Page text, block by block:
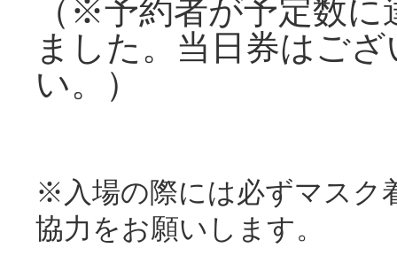
（※予約者が予定数
ました。当日券はご
い。）
※入場の際には必ずマスク
協力をお願いします。